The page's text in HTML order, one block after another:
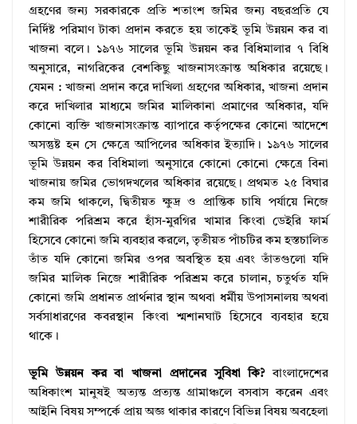
গ্রহণের জন্য সরকারকে প্রতি শতাংশ জমির জন্য বছরপ্রতি যে
নির্দিষ্ট পরিমাণ টাকা প্রদান করতে হয় তাকেই ভূমি উন্নয়ন কর বা
খাজনা বলে। ১৯৭৬ সালের ভূমি উন্নয়ন কর বিধিমালার ৭ বিধি
অনুসারে, নাগরিকের বেশকিছু খাজনাসংক্রান্ত অধিকার রয়েছে।
যেমন : খাজনা প্রদান করে দাখিলা গ্রহণের অধিকার, খাজনা প্রদান
করে দাখিলার মাধ্যমে জমির মালিকানা প্রমাণের অধিকার, যদি
কোনো ব্যক্তি খাজনাসংক্রান্ত ব্যাপারে কর্তৃপক্ষের কোনো আদেশে
অসন্তুষ্ট হন সে ক্ষেত্রে আপিলের অধিকার ইত্যাদি। ১৯৭৬ সালের
ভূমি উন্নয়ন কর বিধিমালা অনুসারে কোনো কোনো ক্ষেত্রে বিনা
খাজনায় জমির ভোগদখলের অধিকার রয়েছে। প্রথমত ২৫ বিঘার
কম জমি থাকলে, দ্বিতীয়ত ক্ষুদ্র ও প্রান্তিক চাষি পর্যায়ে নিজে
শারীরিক পরিশ্রম করে হাঁস-মুরগির খামার কিংবা ডেইরি ফার্ম
হিসেবে কোনো জমি ব্যবহার করলে, তৃতীয়ত পাঁচটির কম হস্তচালিত
তাঁত যদি কোনো জমির ওপর অবস্থিত হয় এবং তাঁতগুলো যদি
জমির মালিক নিজে শারীরিক পরিশ্রম করে চালান, চতুর্থত যদি
কোনো জমি প্রধানত প্রার্থনার স্থান অথবা ধর্মীয় উপাসনালয় অথবা
সর্বসাধারণের কবরস্থান কিংবা শ্মশানঘাট হিসেবে ব্যবহার হয়ে
থাকে।
ভূমি উন্নয়ন কর বা খাজনা প্রদানের সুবিধা কি?বাংলাদেশের
অধিকাংশ মানুষই অত্যন্ত প্রত্যন্ত গ্রামাঞ্চলে বসবাস করেন এবং
আইনি বিষয় সম্পর্কে প্রায় অজ্ঞ থাকার কারণে বিভিন্ন বিষয় অবহেলা